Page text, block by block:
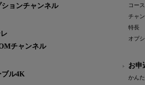
ションチャンネル
チャンネル
ブル4K
コー
チャ
特長
オプ
お申
かん